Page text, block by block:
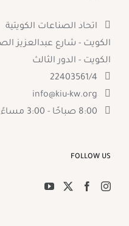
اتحاد الصناعات الكويتية
الكويت - شارع عبدالعزيز
الكويت - الدور الثالث
22403561/4
info@kiu-kw.org
FOLLOW US